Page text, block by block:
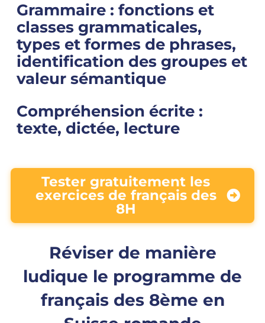
Grammaire : fonctions et
classes grammaticales,
types et formes de phrases,
identification des groupes et
valeur sémantique
Compréhension écrite :
texte, dictée, lecture
Tester gratuitement les
exercices de français des
8H
Réviser de manière
ludique le programme de
français des 8ème en